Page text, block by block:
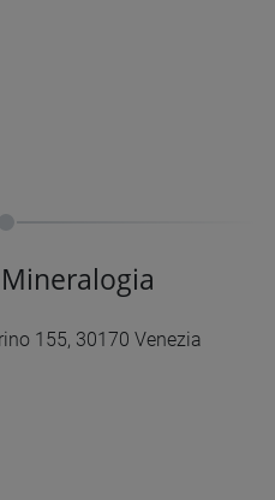
155, 30170 Venezia